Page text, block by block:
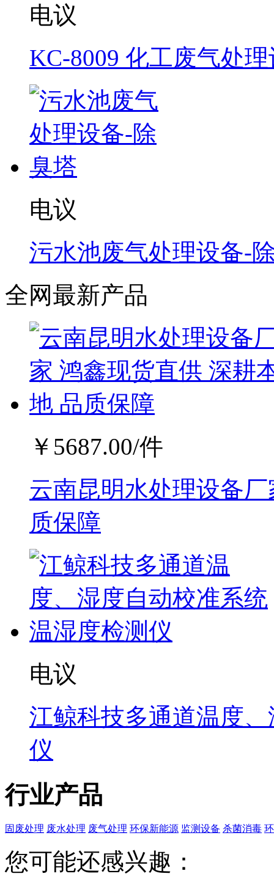
电议
KC-8009 化工废气处
电议
污水池废气处理设备-
全网最新产品
￥ 5687.00/件
云南昆明水处理设备
质保障
电议
江鲸科技多通道温度
仪
行业产品
固废处理 废水处理 废气处理 环保新能源 监测设备 杀菌消毒
您可能还感兴趣：